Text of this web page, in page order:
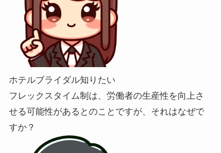
ホテルブライダル知りたい
フレックスタイム制は、労働者の生産性を向上さ
せる可能性があるとのことですが、それはなぜで
すか？